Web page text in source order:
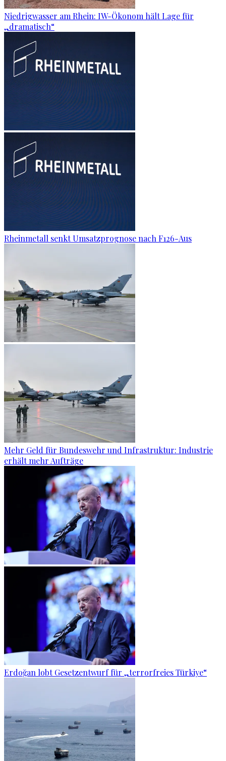
Niedrigwasser am Rhein: IW-Ökonom hält Lage für
„dramatisch“
Rheinmetall senkt Umsatzprognose nach F126-Aus
Mehr Geld für Bundeswehr und Infrastruktur: Industrie
erhält mehr Aufträge
Erdoğan lobt Gesetzentwurf für „terrorfreies Türkiye“